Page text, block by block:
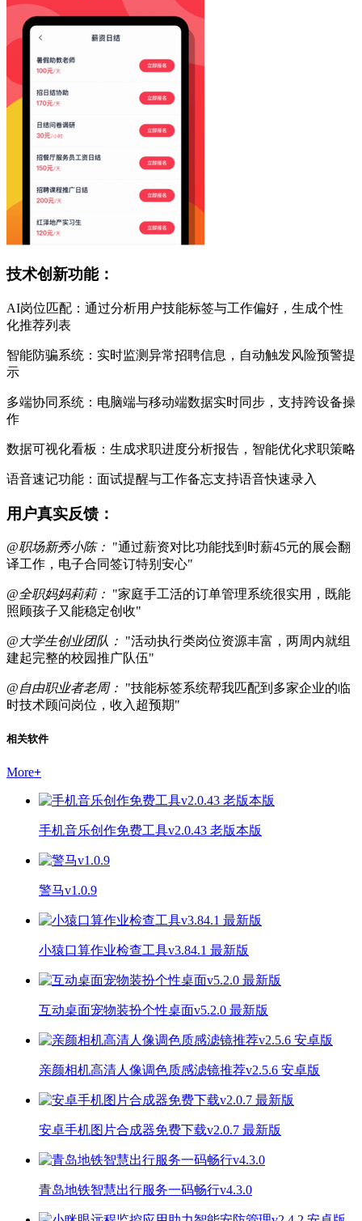
技术创新功能：
AI岗位匹配：通过分析用户技能标签与工作偏好，生成个性
化推荐列表
智能防骗系统：实时监测异常招聘信息，自动触发风险预警提
示
多端协同系统：电脑端与移动端数据实时同步，支持跨设备操
作
数据可视化看板：生成求职进度分析报告，智能优化求职策略
语音速记功能：面试提醒与工作备忘支持语音快速录入
用户真实反馈：
@职场新秀小陈： "通过薪资对比功能找到时薪45元的展会翻
译工作，电子合同签订特别安心"
@全职妈妈莉莉： "家庭手工活的订单管理系统很实用，既能
照顾孩子又能稳定创收"
@大学生创业团队： "活动执行类岗位资源丰富，两周内就组
建起完整的校园推广队伍"
@自由职业者老周： "技能标签系统帮我匹配到多家企业的临
时技术顾问岗位，收入超预期"
相关软件
More+
手机音乐创作免费工具v2.0.43 老版本版
警马v1.0.9
小猿口算作业检查工具v3.84.1 最新版
互动桌面宠物装扮个性桌面v5.2.0 最新版
亲颜相机高清人像调色质感滤镜推荐v2.5.6 安卓版
安卓手机图片合成器免费下载v2.0.7 最新版
青岛地铁智慧出行服务一码畅行v4.3.0